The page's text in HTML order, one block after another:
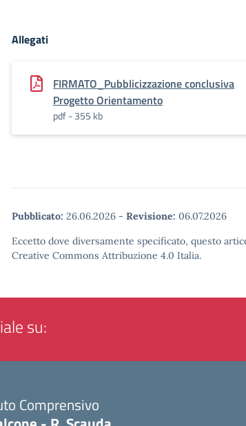
Allegati
FIRMATO_Pubblicizzazione conclusiva
Progetto Orientamento
pdf - 355 kb
Pubblicato: 26.06.2026 - Revisione: 06.07.2026
Eccetto dove diversamente specificato, questo
Creative Commons Attribuzione 4.0 Italia.
su:
Comprensivo